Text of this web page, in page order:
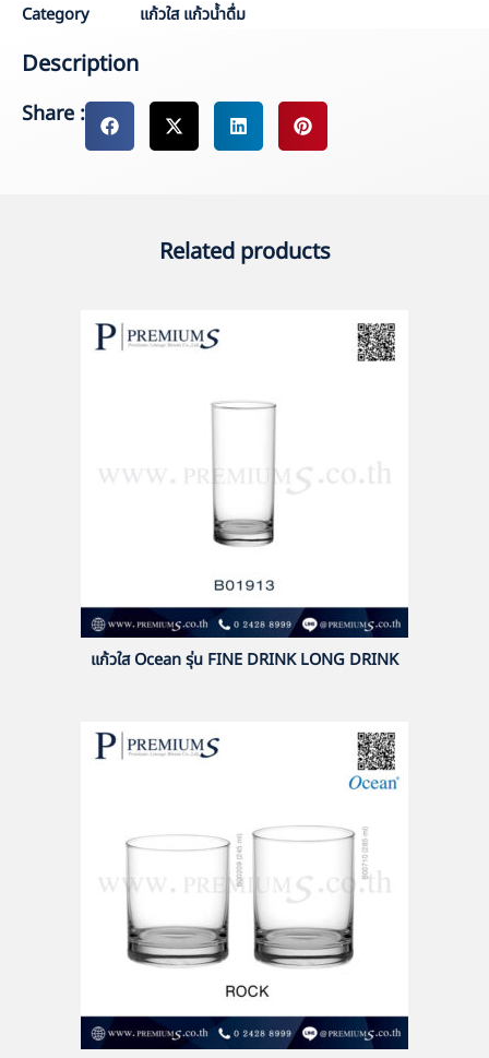
Category แก้วใส แก้วน้ำดื่ม
Description
Share :
Related products
แก้วใส Ocean รุ่น FINE DRINK LONG DRINK